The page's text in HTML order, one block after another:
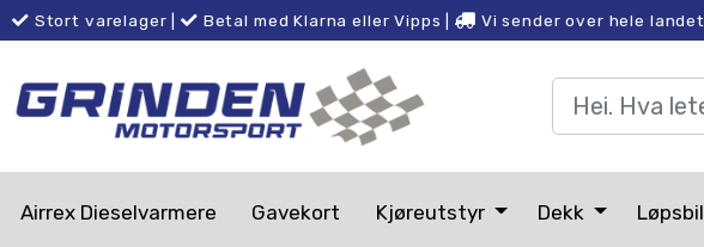
Stort varelager | Betal med Klarna eller Vipps | Vi sender over hele landet
Airrex Dieselvarmere Gavekort Kjøreutstyr Dekk Løpsbil